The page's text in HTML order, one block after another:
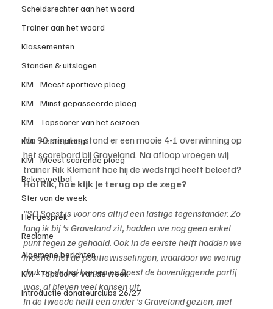
Scheidsrechter aan het woord
Trainer aan het woord
Klassementen
Standen & uitslagen
KM - Meest sportieve ploeg
KM - Minst gepasseerde ploeg
KM - Topscorer van het seizoen
KM - Beste ploeg
KM - Meest scorende ploeg
Bekervoetbal
Ster van de week
Het gesprek
Reclame
Algemene berichten
KM - Topscorer van de week
Introductie donateurclubs 26/27
Na 90 minuten stond er een mooie 4-1 overwinning op
het scorebord bij Graveland. Na afloop vroegen wij
trainer Rik Klement hoe hij de wedstrijd heeft beleefd?
Hoi Rik, hoe kijk je terug op de zege?
"SO Soest is voor ons altijd een lastige tegenstander. Zo
lang ik bij ‘s Graveland zit, hadden we nog geen enkel
punt tegen ze gehaald. Ook in de eerste helft hadden we
moeite met de positiewisselingen, waardoor we weinig
druk op de bal kregen en Soest de bovenliggende partij
was, al bleven veel kansen uit.
In de tweede helft een ander ‘s Graveland gezien, met